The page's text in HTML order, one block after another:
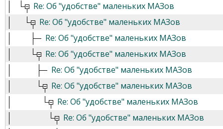
Re: Об "удобстве" маленьких МАЗов
Re: Об "удобстве" маленьких МАЗов
Re: Об "удобстве" маленьких МАЗов
Re: Об "удобстве" маленьких МАЗов
Re: Об "удобстве" маленьких МАЗов
Re: Об "удобстве" маленьких МАЗов
Re: Об "удобстве" маленьких МАЗов
Re: Об "удобстве" маленьких МАЗов